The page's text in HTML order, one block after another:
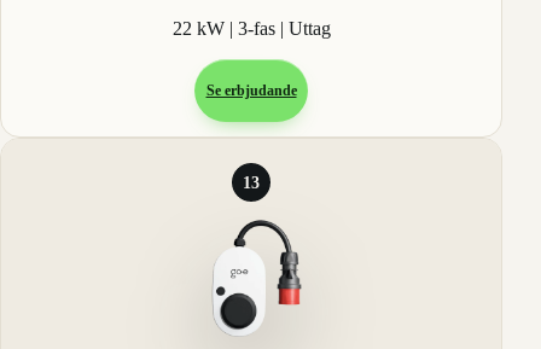
22 kW | 3-fas | Uttag
Se erbjudande
13